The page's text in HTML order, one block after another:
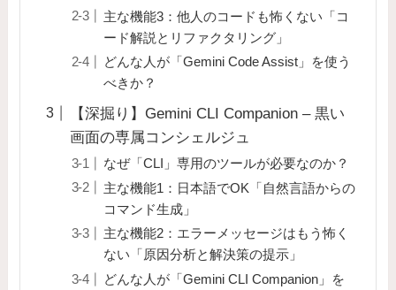
主な機能3：他人のコードも怖くない「コ
ード解説とリファクタリング」
どんな人が「Gemini Code Assist」を使う
べきか？
【深掘り】Gemini CLI Companion – 黒い
画面の専属コンシェルジュ
なぜ「CLI」専用のツールが必要なのか？
主な機能1：日本語でOK「自然言語からの
コマンド生成」
主な機能2：エラーメッセージはもう怖く
ない「原因分析と解決策の提示」
どんな人が「Gemini CLI Companion」を